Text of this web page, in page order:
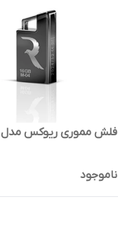
فلش مموری ریوکس مدل M04
ناموجود